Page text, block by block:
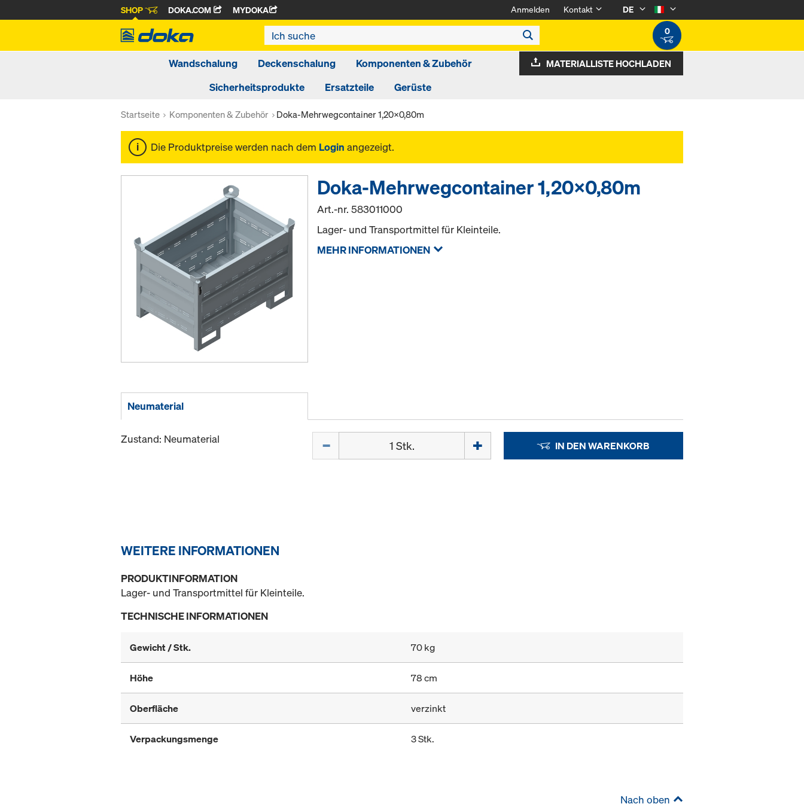
SHOP DOKA.COM MYDOKA Anmelden Kontakt
DE
0
Wandschalung Deckenschalung
Komponenten & Zubehör
Sicherheitsprodukte
Ersatzteile Gerüste
MATERIALLISTE HOCHLADEN
Startseite Komponenten & Zubehör Doka-Mehrwegcontainer 1,20x0,80m
Die Produktpreise werden nach dem Login angezeigt.
Doka-Mehrwegcontainer 1,20x0,80m
Art.-nr.583011000
Lager- und Transportmittel für Kleinteile.
MEHR INFORMATIONEN
Neumaterial
Zustand: Neumaterial IN DEN WARENKORB
WEITERE INFORMATIONEN
PRODUKTINFORMATION
Lager- und Transportmittel für Kleinteile.
TECHNISCHE INFORMATIONEN
Gewicht / Stk. 70 kg
Höhe 78 cm
Oberfläche verzinkt
Verpackungsmenge 3 Stk.
Nach oben